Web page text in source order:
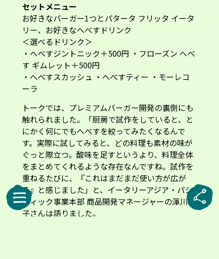
セットメニュー
お好きなバーガー1つとパタータ フリッタ イータ
リー、お好きなへべすドリンク
＜選べるドリンク＞
・へべすジントニック＋500円 ・フローズン へべ
す ギムレット＋500円
・へべすスカッシュ ・へべすティー ・モーレコ
ーラ
トークでは、プレミアムバーガー開発の裏側にも
触れられました。「厨房で試作をしていると、と
にかく何にでもへべすを絞ってみたくなるんで
す。実際に試してみると、どの料理も素材の味が
ぐっと際立つ。酸味を足すというより、料理全体
をまとめてくれるような存在なんですね。試作を
重ねるたびに、『これはまだまだ使い方が広が
る』と感じました」と、イータリーアジア・パシ
フィック事業本部 商品開発マネージャーの渾川駒
子さんは語りました。